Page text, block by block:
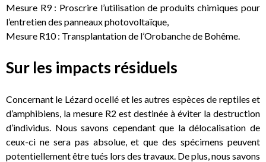
Mesure R9 : Proscrire l’utilisation de produits chimiques pour
l’entretien des panneaux photovoltaïque,
Mesure R10 : Transplantation de l’Orobanche de Bohême.
Sur les impacts résiduels
Concernant le Lézard ocellé et les autres espèces de reptiles et
d’amphibiens, la mesure R2 est destinée à éviter la destruction
d’individus. Nous savons cependant que la délocalisation de
ceux-ci ne sera pas absolue, et que des spécimens peuvent
potentiellement être tués lors des travaux. De plus, nous savons